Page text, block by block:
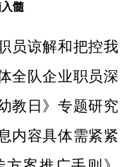
入髓
员谅解和把控我
全队企业职员深
教日》专题研究
内容具体需紧紧